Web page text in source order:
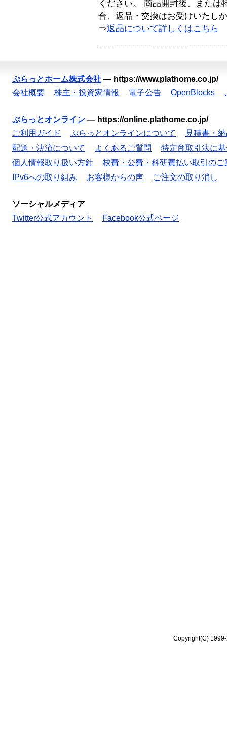
ください。 商品開封後、または
合、返品・交換はお受けいたし
⇒返品について詳しくはこちら
ぷらっとホーム株式会社 — https://www.plathome.co.jp/
会社概要
株主・投資家情報 電子公告 OpenBlocks
ぷらっとオンライン — https://online.plathome.co.jp/
ご利用ガイド
ぷらっとオンラインについて
見積書・
配送・決済について
よくあるご質問
特定商取引法に
個人情報取り扱い方針
校費・公費・科研費払い取引のご
IPv6への取り組み
お客様からの声 ご注文の取り消し
ソーシャルメディア
Twitter公式アカウント
Facebook公式ページ
Copyright(C)